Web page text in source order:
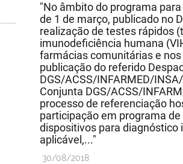
"No âmbito do programa
de 1 de março, publicado no
realização de testes rápidos
imunodeficiência humana
farmácias comunitárias e
publicação do referido
DGS/ACSS/INFARMED/
Conjunta DGS/ACSS/
processo de referenciação
participação em programa
dispositivos para diagnóstico
aplicável,..."
30/08/2018